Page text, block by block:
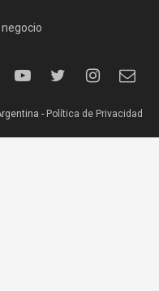
- Política de Privacidad